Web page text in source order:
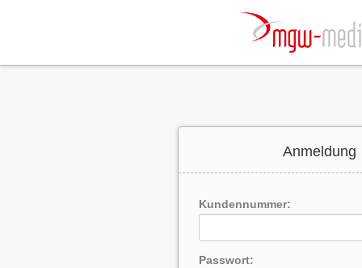
Anmeldung
Kundennummer:
Passwort: